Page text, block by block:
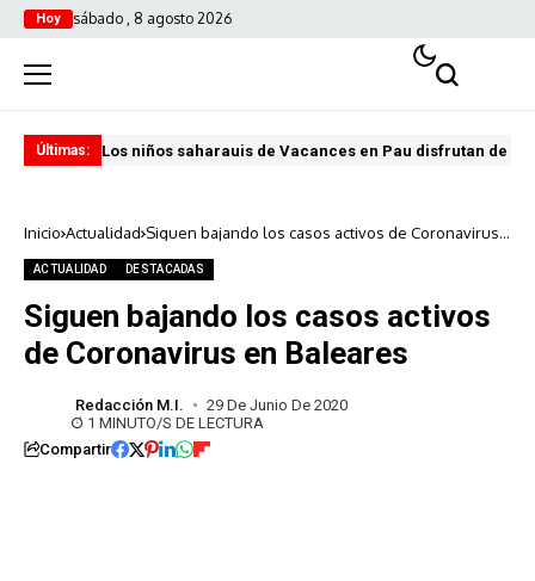
Hoy sábado , 8 agosto 2026
Últimas: Los niños saharauis de Vacances en Pau disfrutan de
Inicio Actualidad Siguen bajando los casos activos de Coronavirus
ACTUALIDAD DESTACADAS
Siguen bajando los casos activos
de Coronavirus en Baleares
Redacción M.I.
29 De Junio De 2020
1 MINUTO/S DE LECTURA
Compartir